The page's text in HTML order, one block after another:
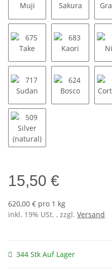
603 Muji 711 Sakura
675 Take 683 Kaori
717 Sudan
15,50 €
620,00 € pro 1 kg
inkl. 19% USt. , zzgl. Versand
344 Stk Auf Lager